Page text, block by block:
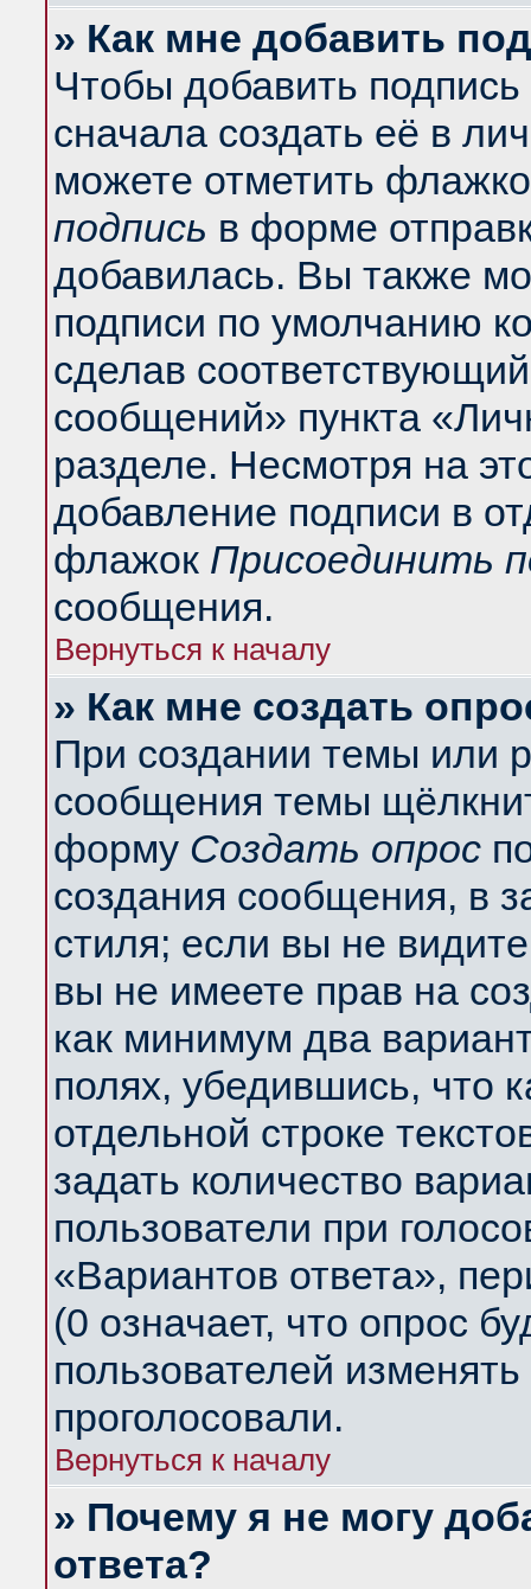
» Как мне добавить
Чтобы добавить
сначала создать её в
можете отметить
подпись в форме
добавилась. Вы также
подписи по умолчанию
сделав
сообщений» пункта
разделе. Несмотря на
добавление подписи в
флажок Присоединить
сообщения.
Вернуться к началу
» Как мне создать
При создании темы или
сообщения темы
форму Создать опрос
создания сообщения, в
стиля; если вы не
вы не имеете прав на
как минимум два
полях, убедившись, что
отдельной строке
задать количество
пользователи при
«Вариантов ответа»,
(0 означает, что опрос
пользователей
проголосовали.
Вернуться к началу
» Почему я не могу
ответа?